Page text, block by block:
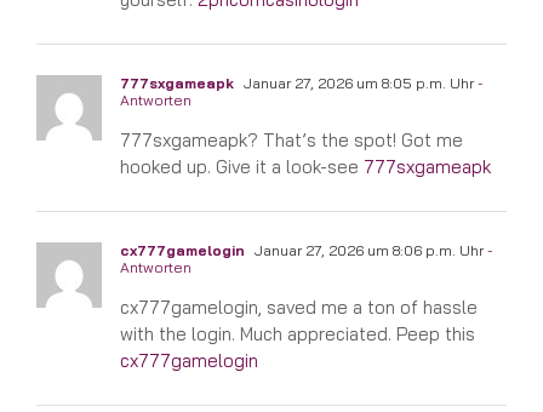
777sxgameapk Januar 27, 2026 um 8:05 p.m. Uhr-
Antworten
777sxgameapk? That’s the spot! Got me
hooked up. Give it a look-see 777sxgameapk
cx777gamelogin Januar 27, 2026 um 8:06 p.m. Uhr-
Antworten
cx777gamelogin, saved me a ton of hassle
with the login. Much appreciated. Peep this
cx777gamelogin